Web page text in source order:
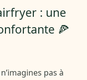
: une
🍕
pas à